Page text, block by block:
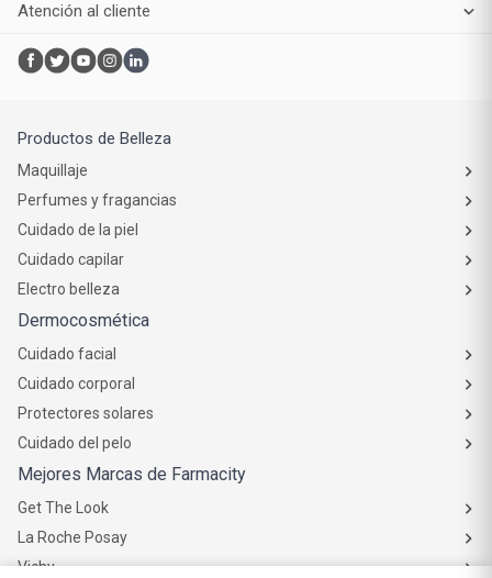
Atención al cliente
Productos de Belleza
Maquillaje
Perfumes y fragancias
Cuidado de la piel
Cuidado capilar
Electro belleza
Dermocosmética
Cuidado facial
Cuidado corporal
Protectores solares
Cuidado del pelo
Mejores Marcas de Farmacity
Get The Look
La Roche Posay
Vichy